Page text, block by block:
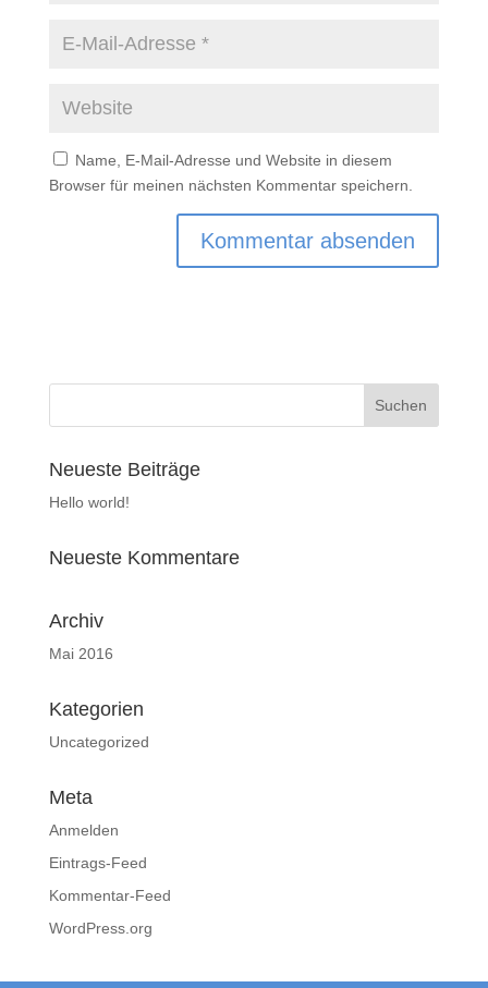
Name, E-Mail-Adresse und Website in diesem
Browser für meinen nächsten Kommentar speichern.
Neueste Beiträge
Hello world!
Neueste Kommentare
Archiv
Mai 2016
Kategorien
Uncategorized
Meta
Anmelden
Eintrags-Feed
Kommentar-Feed
WordPress.org